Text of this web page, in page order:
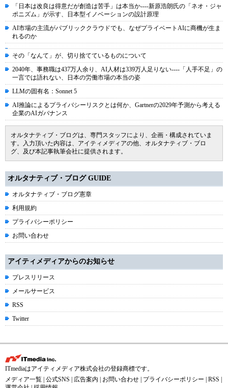
「日本は改良は得意だが創造は苦手」は本当か----新原浩朗氏の「ネオ・ジャ
ポニズム」が示す、日本型イノベーションの設計原理
AI市場の主流がパブリッククラウドでも、なぜプライベートAIに商機が生ま
れるのか
その「なんて」が、切り捨てているものについて
2040年、事務職は437万人余り、AI人材は339万人足りない----「人手不足」の
一言では語れない、日本の労働市場の本当の姿
LLMの固有名：Sonnet 5
AI推論によるプライバシーリスクとは何か、Gartnerの2029年予測から考える
企業のAIガバナンス
オルタナティブ・ブログは、専門スタッフにより、企画・構成されていま
す。入力頂いた内容は、アイティメディアの他、オルタナティブ・ブロ
グ、及び本記事執筆会社に提供されます。
オルタナティブ・ブログ GUIDE
オルタナティブ・ブログ憲章
利用規約
プライバシーポリシー
お問い合わせ
アイティメディアからのお知らせ
プレスリリース
メールサービス
RSS
Twitter
ITmediaはアイティメディア株式会社の登録商標です。
メディア一覧 公式SNS 広告案内 お問い合わせ プライバシーポリシー RSS